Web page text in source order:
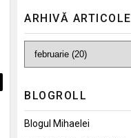
ARHIVĂ ARTICOLE
BLOGROLL
Blogul Mihaelei